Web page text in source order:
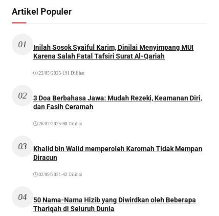
Artikel Populer
01
Inilah Sosok Syaiful Karim, Dinilai Menyimpang MUI
Karena Salah Fatal Tafsiri Surat Al-Qariah
22/05/2025 •191 Dilihat
02
3 Doa Berbahasa Jawa: Mudah Rezeki, Keamanan Diri,
dan Fasih Ceramah
26/07/2025 •98 Dilihat
03
Khalid bin Walid memperoleh Karomah Tidak Mempan
Diracun
02/09/2021 •42 Dilihat
04
50 Nama-Nama Hizib yang Diwirdkan oleh Beberapa
Thariqah di Seluruh Dunia